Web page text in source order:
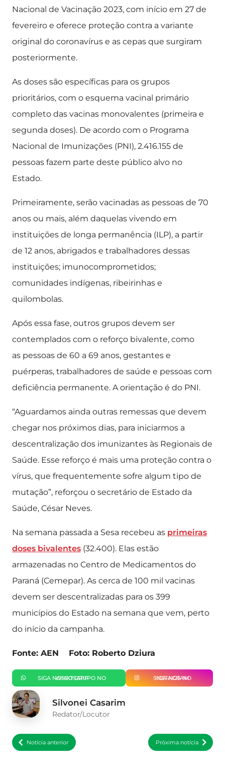
Nacional de Vacinação 2023, com início em 27 de
fevereiro e oferece proteção contra a variante
original do coronavírus e as cepas que surgiram
posteriormente.
As doses são específicas para os grupos
prioritários, com o esquema vacinal primário
completo das vacinas monovalentes (primeira e
segunda doses). De acordo com o Programa
Nacional de Imunizações (PNI), 2.416.155 de
pessoas fazem parte deste público alvo no
Estado.
Primeiramente, serão vacinadas as pessoas de 70
anos ou mais, além daquelas vivendo em
instituições de longa permanência (ILP), a partir
de 12 anos, abrigados e trabalhadores dessas
instituições; imunocomprometidos;
comunidades indígenas, ribeirinhas e
quilombolas.
Após essa fase, outros grupos devem ser
contemplados com o reforço bivalente, como
as pessoas de 60 a 69 anos, gestantes e
puérperas, trabalhadores de saúde e pessoas com
deficiência permanente. A orientação é do PNI.
“Aguardamos ainda outras remessas que devem
chegar nos próximos dias, para iniciarmos a
descentralização dos imunizantes às Regionais de
Saúde. Esse reforço é mais uma proteção contra o
vírus, que frequentemente sofre algum tipo de
mutação”, reforçou o secretário de Estado da
Saúde, César Neves.
Na semana passada a Sesa recebeu as primeiras
doses bivalentes (32.400). Elas estão
armazenadas no Centro de Medicamentos do
Paraná (Cemepar). As cerca de 100 mil vacinas
devem ser descentralizadas para os 399
municípios do Estado na semana que vem, perto
do início da campanha.
Fonte: AEN Foto: Roberto Dziura
SIGA NOSSO GRUPO NO WHATSAPP SIGA-NOS NO INSTAGRAM
Silvonei Casarim
Redator/Locutor
Notícia anterior Próxima notícia